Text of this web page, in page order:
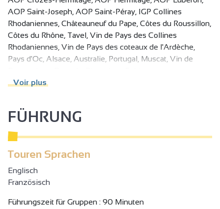
AOP Saint-Joseph, AOP Saint-Péray, IGP Collines
Rhodaniennes, Châteauneuf du Pape, Côtes du Roussillon,
Côtes du Rhône, Tavel, Vin de Pays des Collines
Rhodaniennes, Vin de Pays des coteaux de l'Ardèche,
Pays d'Oc, Alsace, Australie, Portugal, Muscat, Vin de
Voir plus
FÜHRUNG
Touren Sprachen
Englisch
Französisch
Führungszeit für Gruppen : 90 Minuten